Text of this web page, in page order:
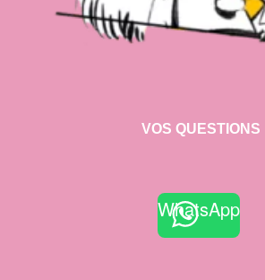
VOS QUESTIONS
WhatsApp